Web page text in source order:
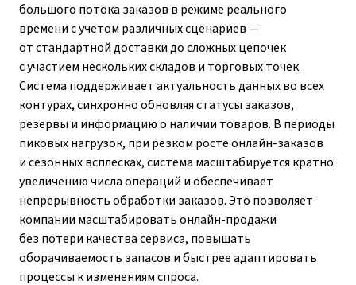
большого потока заказов в режиме реального
времени с учетом различных сценариев —
от стандартной доставки до сложных цепочек
с участием нескольких складов и торговых точек.
Система поддерживает актуальность данных во всех
контурах, синхронно обновляя статусы заказов,
резервы и информацию о наличии товаров. В периоды
пиковых нагрузок, при резком росте онлайн-заказов
и сезонных всплесках, система масштабируется кратно
увеличению числа операций и обеспечивает
непрерывность обработки заказов. Это позволяет
компании масштабировать онлайн-продажи
без потери качества сервиса, повышать
оборачиваемость запасов и быстрее адаптировать
процессы к изменениям спроса.